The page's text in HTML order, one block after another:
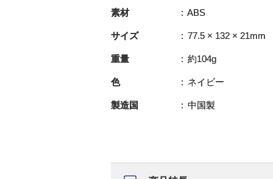
素材 ABS
サイズ 77.5 × 132 × 21mm
重量 約104g
色 ネイビー
製造国 中国製